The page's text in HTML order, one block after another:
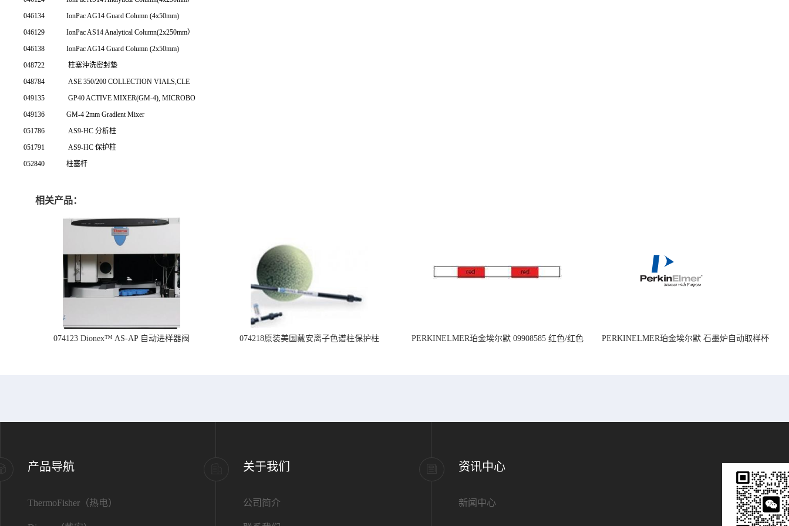
046134
IonPac AG14 Guard Column (4x50mm)
046129
IonPac AS14 Analytical Column(2x250mm）
046138
IonPac AG14 Guard Column (2x50mm)
048722
柱塞沖洗密封墊
048784
ASE 350/200 COLLECTION VIALS,CLE
049135
GP40 ACTIVE MIXER(GM-4), MICROBO
049136
GM-4 2mm Gradlent Mixer
051786
AS9-HC 分析柱
051791
AS9-HC 保护柱
052840
柱塞杆
相关产品：
074123 Dionex™ AS-AP 自动进样器阀 074218原装美国戴安离子色谱柱保护柱
PERKINELMER珀金埃尔默 09908585 红色/红色
PERKINELMER珀金埃尔默 石墨炉自动取样杯
产品导航
ThermoFisher（热电）
关于我们
公司简介
资讯中心
新闻中心